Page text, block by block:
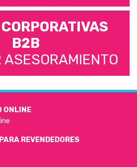
B2B
ASESORAMIENTO
ONLINE
REVENDEDORES